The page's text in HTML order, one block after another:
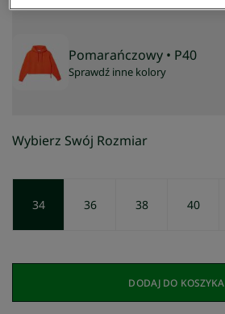
Pomarańczowy • P40
Sprawdź inne kolory
Wybierz Swój Rozmiar
34 36 38 40
DODAJ DO KOSZYKA